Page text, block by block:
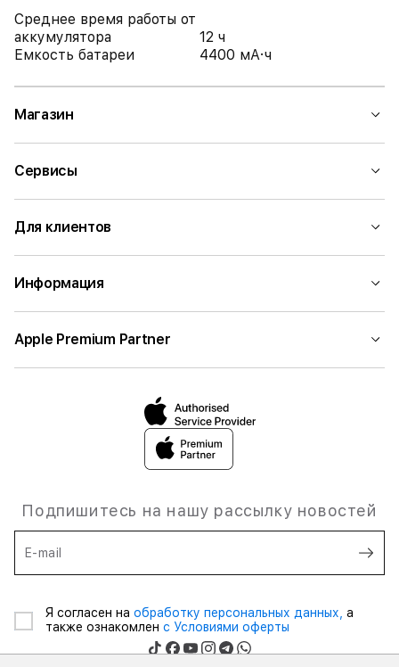
Среднее время работы от
аккумулятора
12 ч
Емкость батареи
4400 мА·ч
Магазин
Сервисы
Для клиентов
Информация
Apple Premium Partner
Подпишитесь на нашу рассылку новостей
E-mail
Я согласен на обработку персональных данных, а
также ознакомлен с Условиями оферты